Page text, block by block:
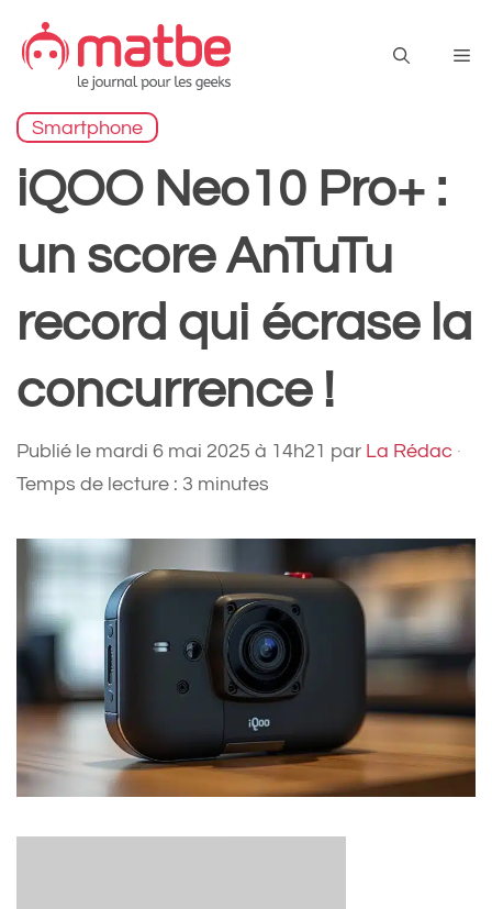
contenu
Smartphone
iQOO Neo10 Pro+ :
un score AnTuTu
record qui écrase la
concurrence !
Publié le mardi 6 mai 2025 à 14h21 par La Rédac ·
Temps de lecture : 3 minutes